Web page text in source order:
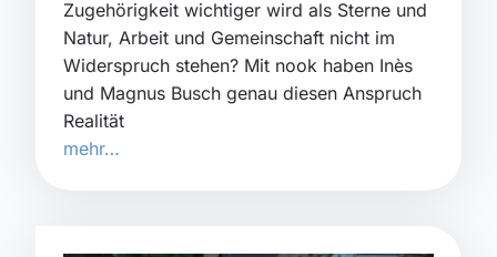
Zugehörigkeit wichtiger wird als Sterne und
Natur, Arbeit und Gemeinschaft nicht im
Widerspruch stehen? Mit nook haben Inès
und Magnus Busch genau diesen Anspruch
Realität
mehr…